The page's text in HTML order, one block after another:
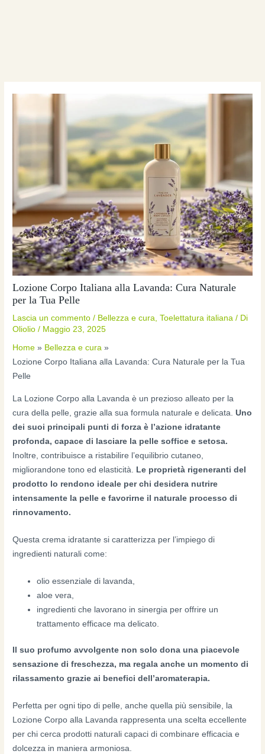
Lozione Corpo Italiana alla Lavanda: Cura Naturale
per la Tua Pelle
Lascia un commento / Bellezza e cura,Toelettatura italiana / Di
Oliolio/ Maggio 23, 2025
Home
Bellezza e cura
Lozione Corpo Italiana alla Lavanda: Cura Naturale per la Tua
Pelle
La Lozione Corpo alla Lavanda è un prezioso alleato per la
cura della pelle, grazie alla sua formula naturale e delicata.Uno
dei suoi principali punti di forza è l’azione idratante
profonda, capace di lasciare la pelle soffice e setosa.
Inoltre, contribuisce a ristabilire l’equilibrio cutaneo,
migliorandone tono ed elasticità. Le proprietà rigeneranti del
prodotto lo rendono ideale per chi desidera nutrire
intensamente la pelle e favorirne il naturale processo di
rinnovamento.
Questa crema idratante si caratterizza per l’impiego di
ingredienti naturali come:
olio essenziale di lavanda,
aloe vera,
ingredienti che lavorano in sinergia per offrire un
trattamento efficace ma delicato.
Il suo profumo avvolgente non solo dona una piacevole
sensazione di freschezza, ma regala anche un momento di
rilassamento grazie ai benefici dell’aromaterapia.
Perfetta per ogni tipo di pelle, anche quella più sensibile, la
Lozione Corpo alla Lavanda rappresenta una scelta eccellente
per chi cerca prodotti naturali capaci di combinare efficacia e
dolcezza in maniera armoniosa.